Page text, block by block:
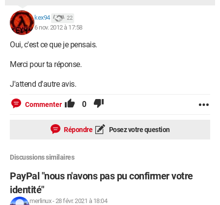
kex94 22
6 nov. 2012 à 17:58
Oui, c'est ce que je pensais.
Merci pour ta réponse.
J'attend d'autre avis.
Commenter 0
Répondre Posez votre question
Discussions similaires
PayPal "nous n'avons pas pu confirmer votre
identité"
merlinux-28 févr. 2021 à 18:04